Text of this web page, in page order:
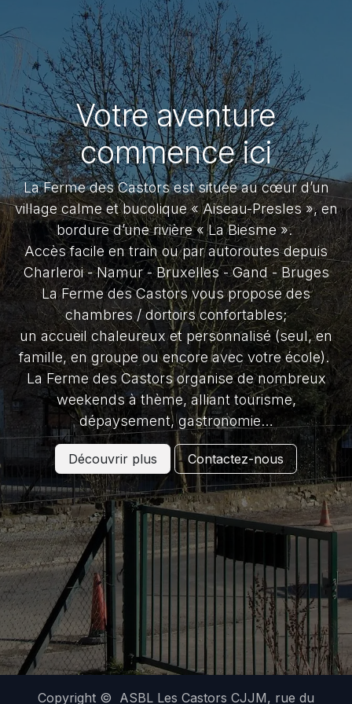
Votre aventure
commence ici
La Ferme des Castors est située au cœur d’un
village calme et bucolique « Aiseau-Presles », en
bordure d’une rivière « La Biesme ».
Accès facile en train ou par autoroutes depuis
Charleroi - Namur - Bruxelles - Gand - Bruges
La Ferme des Castors vous propose des
chambres / dortoirs confortables;
un accueil chaleureux et personnalisé (seul, en
famille, en groupe ou encore avec votre école).
La Ferme des Castors organise de nombreux
weekends à thème, alliant tourisme,
dépaysement, gastronomie…
Découvrir plus Contactez-nous
Copyright © ASBL Les Castors CJJM, rue du